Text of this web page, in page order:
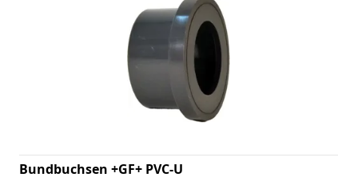
Bundbuchsen +GF+ PVC-U